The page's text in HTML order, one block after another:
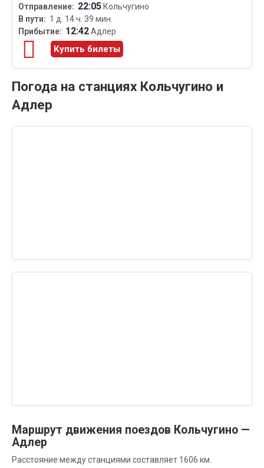
22:05 Кольчугино
1 д. 14 ч. 39 мин.
12:42Адлер
Купить билеты
Погода на станциях Кольчугино и
Адлер
Маршрут движения поездов Кольчугино —
Адлер
Расстояние между станциями составляет 1606 км.